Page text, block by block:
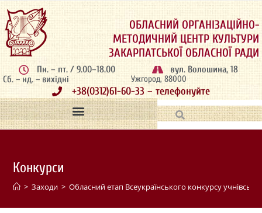
ОБЛАСНИЙ ОРГАНІЗАЦІЙНО-
МЕТОДИЧНИЙ ЦЕНТР КУЛЬТУРИ
ЗАКАРПАТСЬКОЇ ОБЛАСНОЇ РАДИ
Пн. – пт. / 9.00–18.00
Сб. – нд. – вихідні
вул. Волошина, 18
Ужгород, 88000
+38(0312)61-60-33 – телефонуйте
Конкурси
> Заходи > Обласний етап Всеукраїнського конкурсу